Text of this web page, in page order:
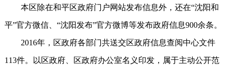
本区除在和平区政府门户网站发布信息外，还在“沈阳和
平”官方微信、“沈阳发布”官方微博等发布政府信息900余条。
2016年，区政府各部门共送交区政府信息查阅中心文件
113件。以区政府、区政府办公室名义印发，属于主动公开范